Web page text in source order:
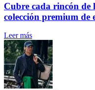
Cubre cada rincón de
colección premium de
Leer más